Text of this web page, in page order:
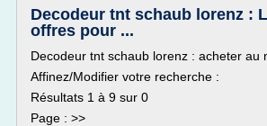
Decodeur tnt schaub lorenz :
offres pour ...
Decodeur tnt schaub lorenz : acheter au
Affinez/Modifier votre recherche :
Résultats 1 à 9 sur 0
Page : >>